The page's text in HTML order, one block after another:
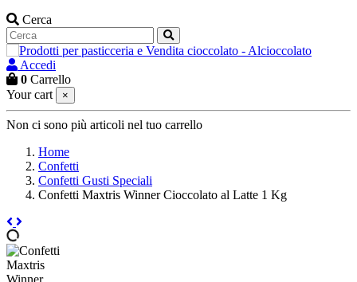
Cerca
Accedi
0 Carrello
Your cart
×
Non ci sono più articoli nel tuo carrello
Home
Confetti
Confetti Gusti Speciali
Confetti Maxtris Winner Cioccolato al Latte 1 Kg